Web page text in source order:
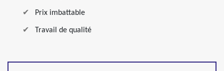
Prix imbattable
Travail de qualité